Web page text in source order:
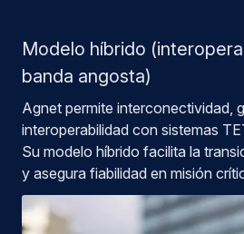
Modelo híbrido
banda angosta)
Agnet permite interconectividad,
interoperabilidad con sistemas
Su modelo híbrido facilita la
y asegura fiabilidad en misión